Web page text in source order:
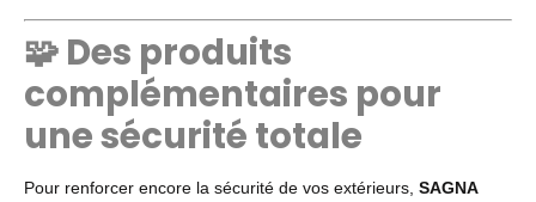
🧩 Des produits
complémentaires pour
une sécurité totale
Pour renforcer encore la sécurité de vos extérieurs, SAGNA